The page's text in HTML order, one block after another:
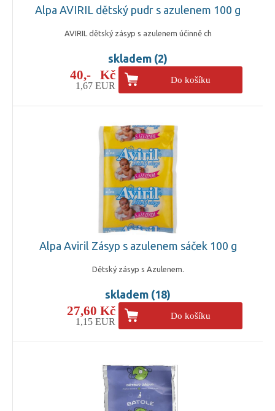
Alpa AVIRIL dětský pudr s azulenem 100 g
AVIRIL dětský zásyp s azulenem účinně ch
skladem (2)
40,- Kč
1,67 EUR
Do košíku
Alpa Aviril Zásyp s azulenem sáček 100 g
Dětský zásyp s Azulenem.
skladem (18)
27,60 Kč
1,15 EUR
Do košíku